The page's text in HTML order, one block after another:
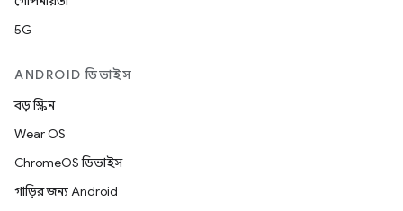
5G
ANDROID ডিভাইস
বড় স্ক্রিন
Wear OS
ChromeOS ডিভাইস
গাড়ির জন্য Android